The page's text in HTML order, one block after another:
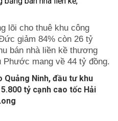
lõi cho thuê khu công
giảm 84% còn 26 tỷ
bán nhà liền kề thương
mang về 44 tỷ đồng.
Quảng Ninh, đầu tư khu
tỷ cạnh cao tốc Hải